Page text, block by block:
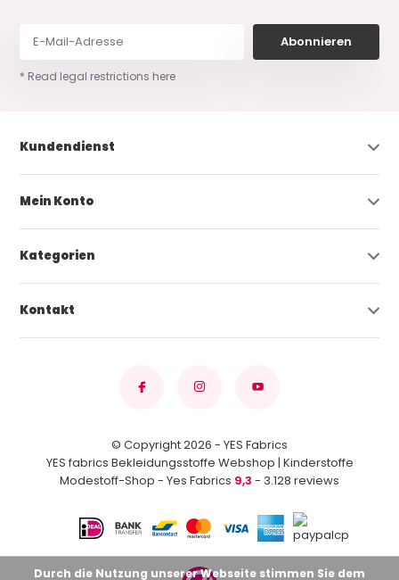
Abonnieren
* Read legal restrictions here
Kundendienst
Mein Konto
Kategorien
Kontakt
© Copyright 2026 - YES Fabrics
YES fabrics Bekleidungsstoffe Webshop | Kinderstoffe
Modestoff-Shop - Yes Fabrics 9,3 - 3.128 reviews
Durch die Nutzung unserer Webseite stimmen Sie dem